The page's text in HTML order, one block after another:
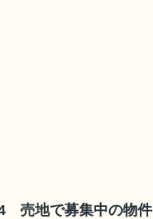
売地で募集中の物件